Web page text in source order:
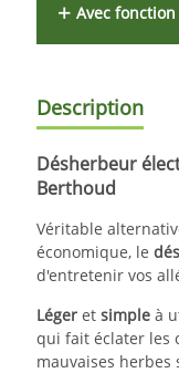
Avec
Description
Désherbeur
Berthoud
Véritable
économique, le
d'entretenir vos
Léger et simple à
qui fait éclater les
mauvaises